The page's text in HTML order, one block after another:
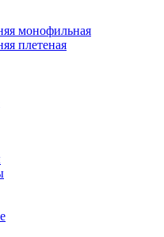
монофильная
плетеная